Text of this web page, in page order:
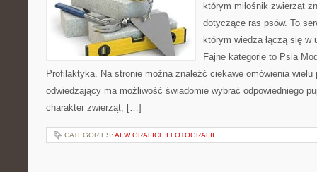
którym miłośnik zwierząt
dotyczące ras psów. To
którym wiedza łączą się w
Fajne kategorie to Psia
Profilaktyka. Na stronie można znaleźć ciekawe omówienia
odwiedzający ma możliwość świadomie wybrać odpowiedniego
charakter zwierząt, […]
CATEGORIES: AI W GRAFICE I FOTOGRAFII